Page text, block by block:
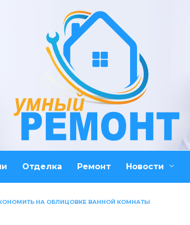
Отделка Ремонт Новости
НА ОБЛИЦОВКЕ ВАННОЙ КОМНАТЫ